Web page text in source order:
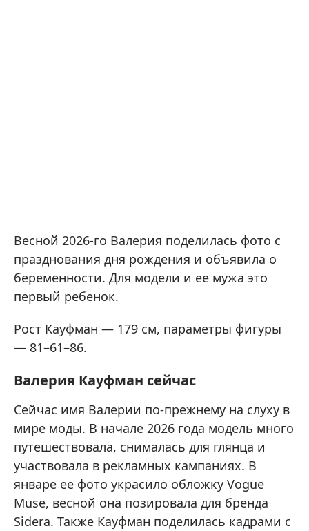
Весной 2026-го Валерия поделилась фото с
празднования дня рождения и объявила о
беременности. Для модели и ее мужа это
первый ребенок.
Рост Кауфман — 179 см, параметры фигуры
— 81–61–86.
Валерия Кауфман сейчас
Сейчас имя Валерии по-прежнему на слуху в
мире моды. В начале 2026 года модель много
путешествовала, снималась для глянца и
участвовала в рекламных кампаниях. В
январе ее фото украсило обложку Vogue
Muse, весной она позировала для бренда
Sidera. Также Кауфман поделилась кадрами с